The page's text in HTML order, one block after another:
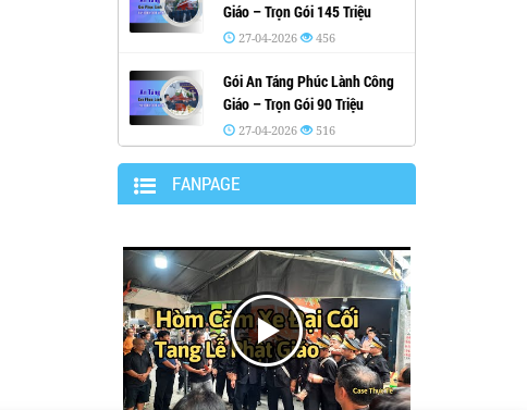
Giáo – Trọn Gói 145 Triệu
27-04-2026 456
Gói An Táng Phúc Lành Công
Giáo – Trọn Gói 90 Triệu
27-04-2026 516
FANPAGE